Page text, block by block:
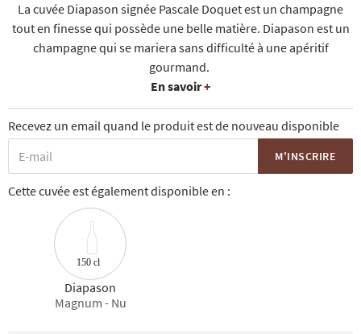
La cuvée Diapason signée Pascale Doquet est un champagne
tout en finesse qui possède une belle matière. Diapason est un
champagne qui se mariera sans difficulté à une apéritif
gourmand.
En savoir+
Recevez un email quand le produit est de nouveau disponible
M'INSCRIRE
Cette cuvée est également disponible en :
150 cl
Diapason
Magnum - Nu